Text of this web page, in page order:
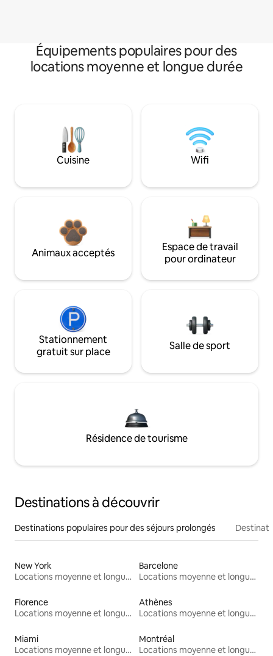
Équipements populaires pour des
locations moyenne et longue durée
Cuisine Wifi
Animaux acceptés
Espace de travail
pour ordinateur
Stationnement
gratuit sur place
Salle de sport
Résidence de tourisme
Destinations à découvrir
Destinations populaires pour des séjours prolongés
New York
Locations moyenne et longue durée
Barcelone
Locations moyenne et longue durée
Florence
Locations moyenne et longue durée
Athènes
Locations moyenne et longue durée
Miami
Locations moyenne et longue durée
Montréal
Locations moyenne et longue durée